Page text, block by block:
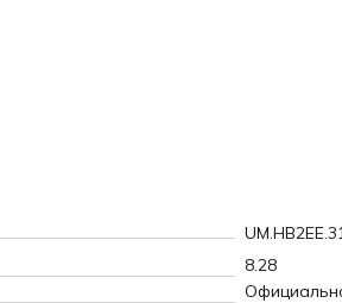
8.28